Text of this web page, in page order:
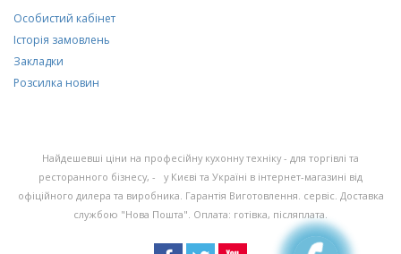
Особистий кабінет
Історія замовлень
Закладки
Розсилка новин
Найдешевші ціни на професійну кухонну техніку - для торгівлі та
ресторанного бізнесу, - у Києві та Україні в інтернет-магазині від
офіційного дилера та виробника. Гарантія Виготовлення. сервіс. Доставка
службою "Нова Пошта". Оплата: готівка, післяплата.